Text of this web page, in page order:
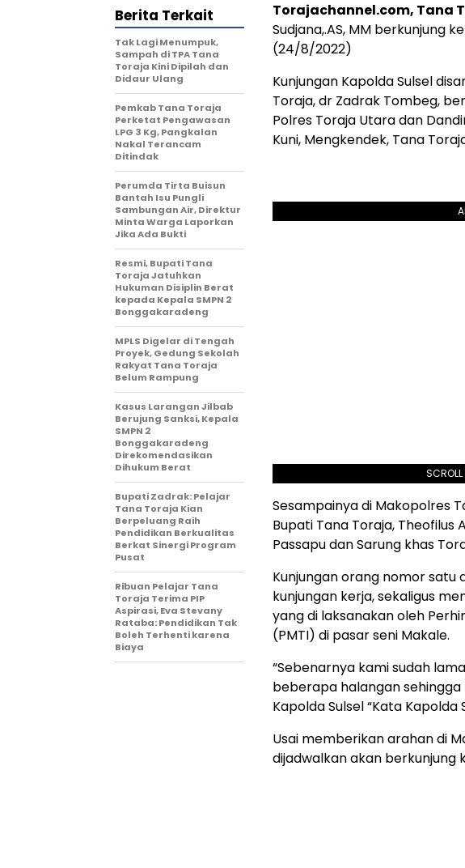
Torajachannel.com, Tana
Sudjana,.AS, MM berkunjung
(24/8/2022)
Kunjungan Kapolda Sulsel
Toraja, dr Zadrak Tombeg,
Polres Toraja Utara dan
Kuni, Mengkendek, Tana
SCROLL
Sesampainya di Makopolres
Bupati Tana Toraja,
Passapu dan Sarung khas
Kunjungan orang nomor satu
kunjungan kerja, sekaligus
yang di laksanakan oleh
(PMTI) di pasar seni Makale.
“Sebenarnya kami sudah
beberapa halangan
Kapolda Sulsel “Kata
Usai memberikan arahan di
dijadwalkan akan berkunjung
Berita Terkait
Tak Lagi Menumpuk,
Sampah di TPA Tana
Toraja Kini Dipilah dan
Didaur Ulang
Pemkab Tana Toraja
Perketat Pengawasan
LPG 3 Kg, Pangkalan
Nakal Terancam
Ditindak
Perumda Tirta Buisun
Bantah Isu Pungli
Sambungan Air, Direktur
Minta Warga Laporkan
Jika Ada Bukti
Resmi, Bupati Tana
Toraja Jatuhkan
Hukuman Disiplin Berat
kepada Kepala SMPN 2
Bonggakaradeng
MPLS Digelar di Tengah
Proyek, Gedung Sekolah
Rakyat Tana Toraja
Belum Rampung
Kasus Larangan Jilbab
Berujung Sanksi, Kepala
SMPN 2
Bonggakaradeng
Direkomendasikan
Dihukum Berat
Bupati Zadrak: Pelajar
Tana Toraja Kian
Berpeluang Raih
Pendidikan Berkualitas
Berkat Sinergi Program
Pusat
Ribuan Pelajar Tana
Toraja Terima PIP
Aspirasi, Eva Stevany
Rataba: Pendidikan Tak
Boleh Terhenti karena
Biaya